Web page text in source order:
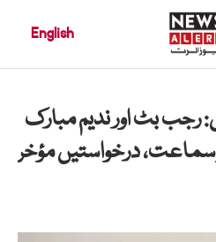
English
رجب بٹ اور ندیم مبارک
درخواستیں مؤخر